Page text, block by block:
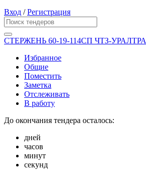
Вход /Регистрация
СТЕРЖЕНЬ 60-19-114СП ЧТЗ-
Избранное
Общие
Поместить
Заметка
Отслеживать
В работу
До окончания тендера осталось:
дней
часов
минут
секунд